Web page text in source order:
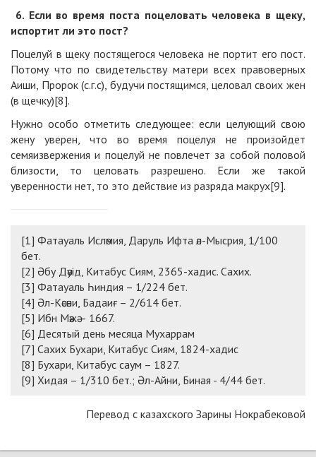
6. Если во время поста поцеловать человека в щеку,
испортит ли это пост?
Поцелуй в щеку постящегося человека не портит его пост.
Потому что по свидетельству матери всех правоверных
Аиши, Пророк (с.г.с), будучи постящимся, целовал своих жен
(в щечку)[8].
Нужно особо отметить следующее: если целующий свою
жену уверен, что во время поцелуя не произойдет
семяизвержения и поцелуй не повлечет за собой половой
близости, то целовать разрешено. Если же такой
уверенности нет, то это действие из разряда макрух[9].
[1] Фатауаль Исләмия, Даруль Ифта әл-Мысрия, 1/100
бет.
[2] Әбу Дәуід, Китабус Сиям, 2365-хадис. Сахих.
[3] Фатауаль Һиндия – 1/224 бет.
[4] Әл-Кәсәни, Бадаиғ – 2/614 бет.
[5] Ибн Мәжә – 1667.
[6] Десятый день месяца Мухаррам
[7] Сахих Бухари, Китабус Сиям, 1824-хадис
[8] Бухари, Китабус саум – 1827.
[9] Хидая – 1/310 бет.; Әл-Айни, Биная - 4/44 бет.
Перевод с казахского Зарины Нокрабековой